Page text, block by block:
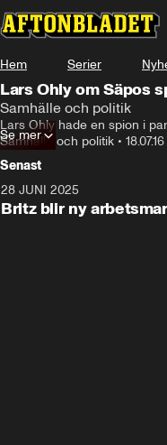
Hem Serier
Lars Ohly om Säpos
Samhälle och politik
Lars Ohly hade en spion i
Samhälle och politik • 18.07.16
Se mer
Senast
28 JUNI 2025
Britz blir ny